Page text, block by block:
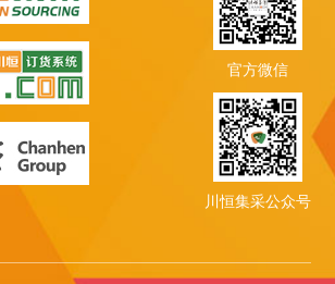
官方微信
川恒集采公众号